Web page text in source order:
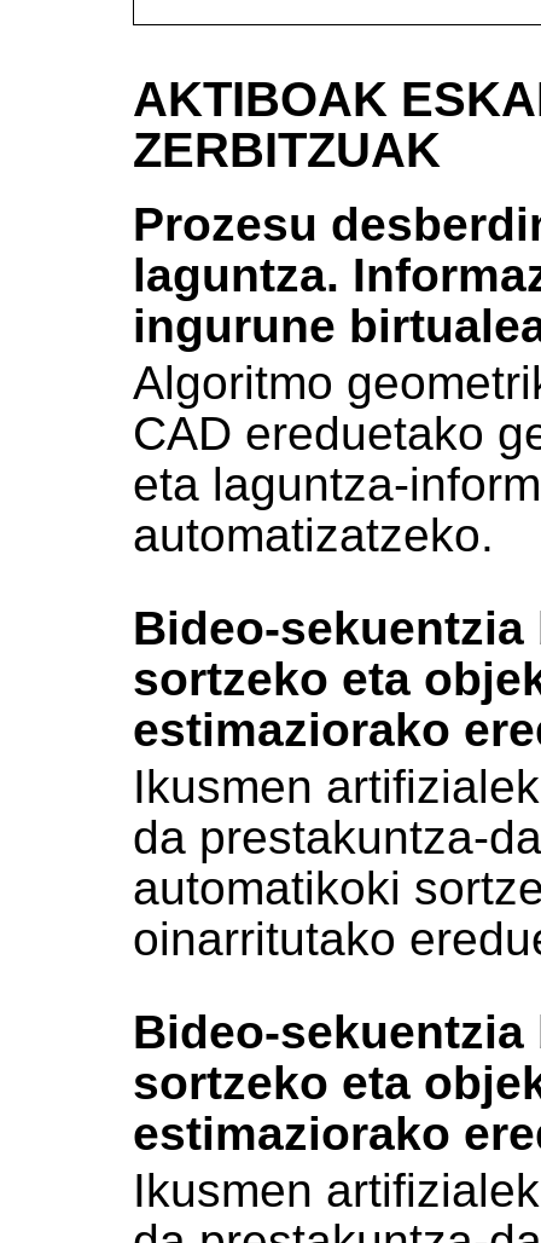
AKTIBOAK
ZERBITZUAK
Prozesu
laguntza.
ingurune
Algoritmo
CAD ereduetako
eta laguntza-
automatizatzeko.
Bideo-
sortzeko eta
estimaziorako
Ikusmen
da prestakuntza-
automatikoki
oinarritutako
Bideo-
sortzeko eta
estimaziorako
Ikusmen